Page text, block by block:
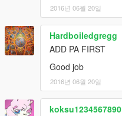
2016년 06월 20일
Hardboiledgregg
ADD PA FIRST
Good job
2016년 06월 20일
koksu1234567890